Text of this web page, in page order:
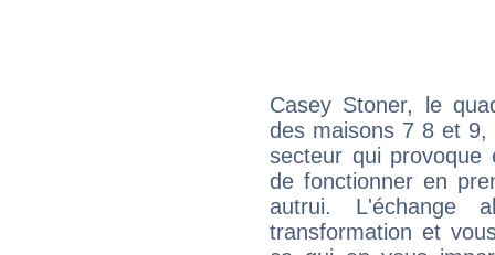
Casey Stoner, le
des maisons 7 8 et
secteur qui provoque
de fonctionner en
autrui. L'échange
transformation et